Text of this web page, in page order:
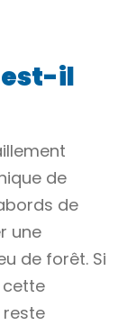
il
de
de
une
de forêt. Si
cette